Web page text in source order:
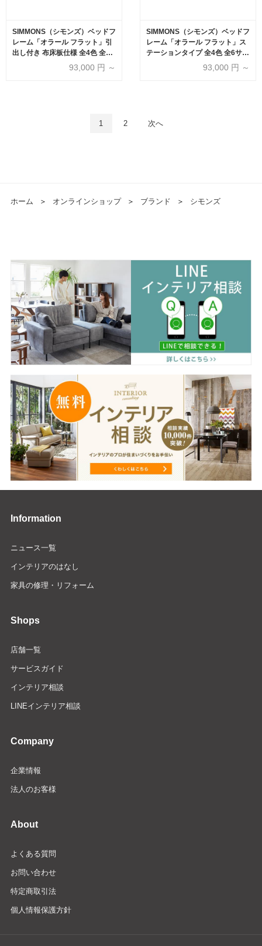
SIMMONS（シモンズ）ベッドフ
レーム「オラール フラット」引
出し付き 布床板仕様 全4色 全6
93,000 円 ～
SIMMONS（シモンズ）ベッドフ
レーム「オラール フラット」ス
テーションタイプ 全4色 全6サイ
93,000 円 ～
1 2 次へ
ホーム ＞ オンラインショップ ＞ ブランド ＞ シモンズ
Information
ニュース一覧
インテリアのはなし
家具の修理・リフォーム
Shops
店舗一覧
サービスガイド
インテリア相談
LINEインテリア相談
Company
企業情報
法人のお客様
About
よくある質問
お問い合わせ
特定商取引法
個人情報保護方針